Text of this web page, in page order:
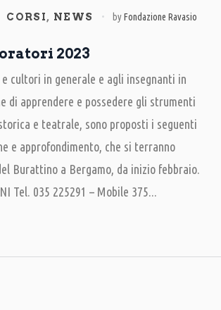
CORSI, NEWS byFondazione Ravasio
2023
cultori in generale e agli insegnanti in
di apprendere e possedere gli strumenti
e teatrale, sono proposti i seguenti
e approfondimento, che si terranno
Burattino a Bergamo, da inizio febbraio.
Tel. 035 225291 – Mobile 375...